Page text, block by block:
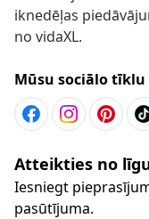
iknedēļas
no vidaXL.
Mūsu sociālo
Atteikties no
Iesniegt
pasūtījuma.